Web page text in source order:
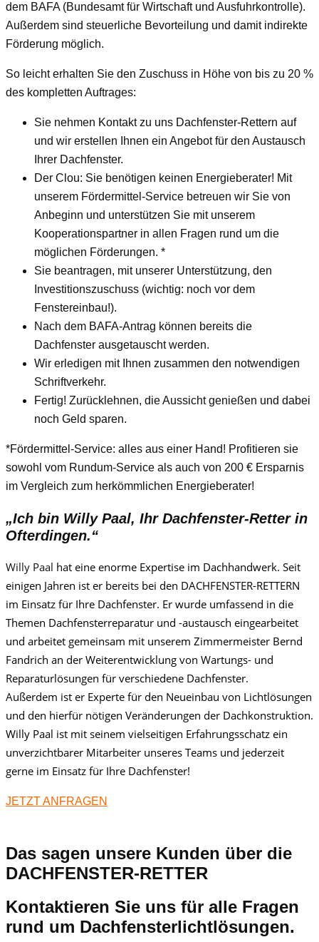
dem BAFA (Bundesamt für Wirtschaft und Ausfuhrkontrolle).
Außerdem sind steuerliche Bevorteilung und damit indirekte
Förderung möglich.
So leicht erhalten Sie den Zuschuss in Höhe von bis zu 20 %
des kompletten Auftrages:
Sie nehmen Kontakt zu uns Dachfenster-Rettern auf
und wir erstellen Ihnen ein Angebot für den Austausch
Ihrer Dachfenster.
Der Clou: Sie benötigen keinen Energieberater! Mit
unserem Fördermittel-Service betreuen wir Sie von
Anbeginn und unterstützen Sie mit unserem
Kooperationspartner in allen Fragen rund um die
möglichen Förderungen. *
Sie beantragen, mit unserer Unterstützung, den
Investitionszuschuss (wichtig: noch vor dem
Fenstereinbau!).
Nach dem BAFA-Antrag können bereits die
Dachfenster ausgetauscht werden.
Wir erledigen mit Ihnen zusammen den notwendigen
Schriftverkehr.
Fertig! Zurücklehnen, die Aussicht genießen und dabei
noch Geld sparen.
*Fördermittel-Service: alles aus einer Hand! Profitieren sie
sowohl vom Rundum-Service als auch von 200 € Ersparnis
im Vergleich zum herkömmlichen Energieberater!
„Ich bin Willy Paal, Ihr Dachfenster-Retter in
Ofterdingen.“
Willy Paal hat eine enorme Expertise im Dachhandwerk. Seit
einigen Jahren ist er bereits bei den DACHFENSTER-RETTERN
im Einsatz für Ihre Dachfenster. Er wurde umfassend in die
Themen Dachfensterreparatur und -austausch eingearbeitet
und arbeitet gemeinsam mit unserem Zimmermeister Bernd
Fandrich an der Weiterentwicklung von Wartungs- und
Reparaturlösungen für verschiedene Dachfenster.
Außerdem ist er Experte für den Neueinbau von Lichtlösungen
und den hierfür nötigen Veränderungen der Dachkonstruktion.
Willy Paal ist mit seinem vielseitigen Erfahrungsschatz ein
unverzichtbarer Mitarbeiter unseres Teams und jederzeit
gerne im Einsatz für Ihre Dachfenster!
JETZT ANFRAGEN
Das sagen unsere Kunden über die
DACHFENSTER-RETTER
Kontaktieren Sie uns für alle Fragen
rund um Dachfensterlichtlösungen.